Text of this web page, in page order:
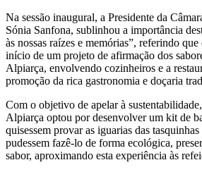
Na sessão inaugural, a Presidente da
Sónia Sanfona, sublinhou a importância
às nossas raízes e memórias”, referindo
início de um projeto de afirmação dos
Alpiarça, envolvendo cozinheiros e a
promoção da rica gastronomia e doçaria
Com o objetivo de apelar à
Alpiarça optou por desenvolver um kit de
quisessem provar as iguarias das
pudessem fazê-lo de forma ecológica,
sabor, aproximando esta experiência às